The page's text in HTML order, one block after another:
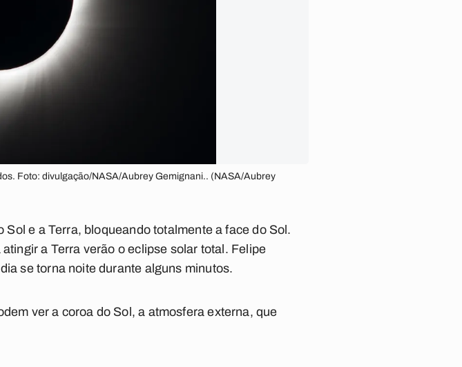
Foto: divulgação/NASA/Aubrey Gemignani.. (NASA/Aubrey
e a Terra, bloqueando totalmente a face do Sol.
a Terra verão o eclipse solar total. Felipe
se torna noite durante alguns minutos.
ver a coroa do Sol, a atmosfera externa, que